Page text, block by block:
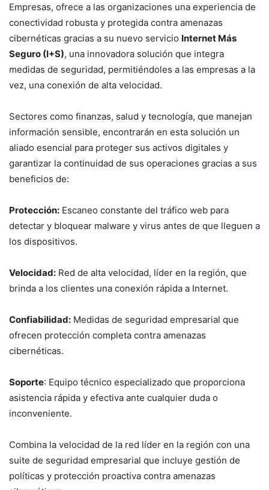
Empresas, ofrece a las organizaciones una experiencia de
conectividad robusta y protegida contra amenazas
cibernéticas gracias a su nuevo servicio Internet Más
Seguro (I+S), una innovadora solución que integra
medidas de seguridad, permitiéndoles a las empresas a la
vez, una conexión de alta velocidad.
Sectores como finanzas, salud y tecnología, que manejan
información sensible, encontrarán en esta solución un
aliado esencial para proteger sus activos digitales y
garantizar la continuidad de sus operaciones gracias a sus
beneficios de:
Protección: Escaneo constante del tráfico web para
detectar y bloquear malware y virus antes de que lleguen a
los dispositivos.
Velocidad: Red de alta velocidad, líder en la región, que
brinda a los clientes una conexión rápida a Internet.
Confiabilidad: Medidas de seguridad empresarial que
ofrecen protección completa contra amenazas
cibernéticas.
Soporte: Equipo técnico especializado que proporciona
asistencia rápida y efectiva ante cualquier duda o
inconveniente.
Combina la velocidad de la red líder en la región con una
suite de seguridad empresarial que incluye gestión de
políticas y protección proactiva contra amenazas